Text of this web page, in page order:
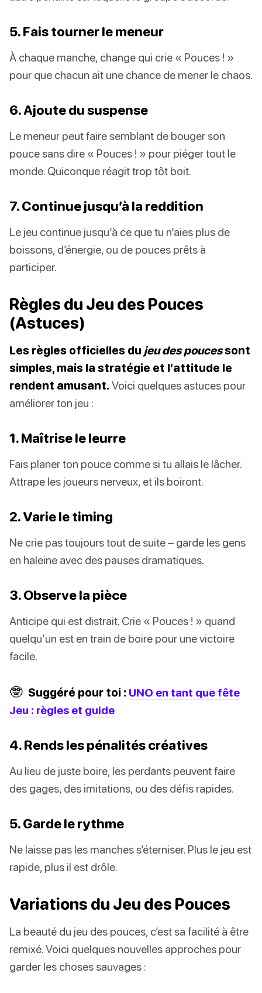
5. Fais tourner le meneur
À chaque manche, change qui crie « Pouces ! »
pour que chacun ait une chance de mener le chaos.
6. Ajoute du suspense
Le meneur peut faire semblant de bouger son
pouce sans dire « Pouces ! » pour piéger tout le
monde. Quiconque réagit trop tôt boit.
7. Continue jusqu’à la reddition
Le jeu continue jusqu’à ce que tu n’aies plus de
boissons, d’énergie, ou de pouces prêts à
participer.
Règles du Jeu des Pouces
(Astuces)
Les règles officielles du jeu des poucessont
simples, mais la stratégie et l’attitude le
rendent amusant. Voici quelques astuces pour
améliorer ton jeu :
1. Maîtrise le leurre
Fais planer ton pouce comme si tu allais le lâcher.
Attrape les joueurs nerveux, et ils boiront.
2. Varie le timing
Ne crie pas toujours tout de suite – garde les gens
en haleine avec des pauses dramatiques.
3. Observe la pièce
Anticipe qui est distrait. Crie « Pouces ! » quand
quelqu’un est en train de boire pour une victoire
facile.
🤓 Suggéré pour toi : UNO en tant que fête
Jeu : règles et guide
4. Rends les pénalités créatives
Au lieu de juste boire, les perdants peuvent faire
des gages, des imitations, ou des défis rapides.
5. Garde le rythme
Ne laisse pas les manches s’éterniser. Plus le jeu est
rapide, plus il est drôle.
Variations du Jeu des Pouces
La beauté du jeu des pouces, c’est sa facilité à être
remixé. Voici quelques nouvelles approches pour
garder les choses sauvages :